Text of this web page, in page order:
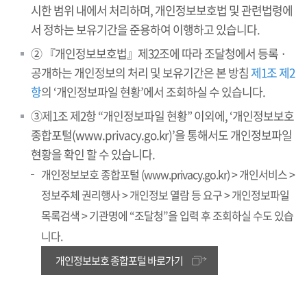
시한 범위 내에서 처리하며, 개인정보보호법 및 관련법령에
서 정하는 보유기간을 준용하여 이행하고 있습니다.
② 『개인정보보호법』제32조에 따라 조달청에서 등록 ·
공개하는 개인정보의 처리 및 보유기간은 본 방침 제1조 제2
항의 ‘개인정보파일 현황’에서 조회하실 수 있습니다.
③제1조 제2항 “개인정보파일 현황” 이외에, ‘개인정보보호
종합포털(www.privacy.go.kr)’을 통해서도 개인정보파일
현황을 확인 할 수 있습니다.
개인정보보호 종합포털 (www.privacy.go.kr) > 개인서비스 >
정보주체 권리행사 > 개인정보 열람 등 요구 > 개인정보파일
목록검색 > 기관명에 “조달청”을 입력 후 조회하실 수도 있습
니다.
개인정보보호 종합포털 바로가기